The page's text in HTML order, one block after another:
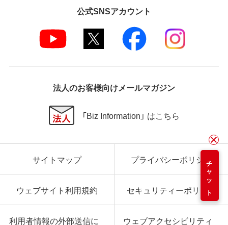
チャット
公式SNSアカウント
法人のお客様向けメールマガジン
「Biz Information」 はこちら
サイトマップ プライバシーポリシー
ウェブサイト利用規約 セキュリティーポリシー
利用者情報の外部送信に ウェブアクセシビリティ